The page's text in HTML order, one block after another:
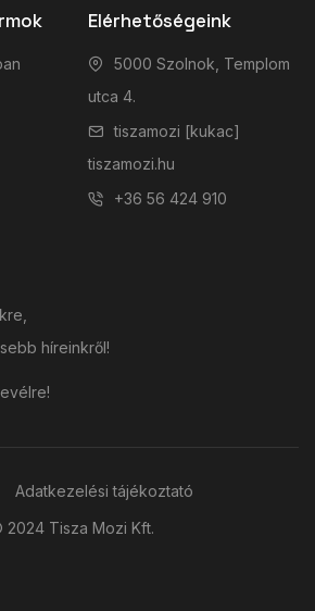
Elérhetőségeink
5000 Szolnok, Templom
utca 4.
tiszamozi [kukac]
tiszamozi.hu
+36 56 424 910
híreinkről!
2024 Tisza Mozi Kft.
Adatkezelési tájékoztató